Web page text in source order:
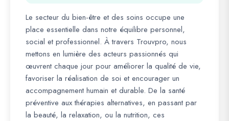
Le secteur du bien-être et des soins occupe une
place essentielle dans notre équilibre personnel,
social et professionnel. À travers Trouvpro, nous
mettons en lumière des acteurs passionnés qui
œuvrent chaque jour pour améliorer la qualité de vie,
favoriser la réalisation de soi et encourager un
accompagnement humain et durable. De la santé
préventive aux thérapies alternatives, en passant par
la beauté, la relaxation, ou la nutrition, ces